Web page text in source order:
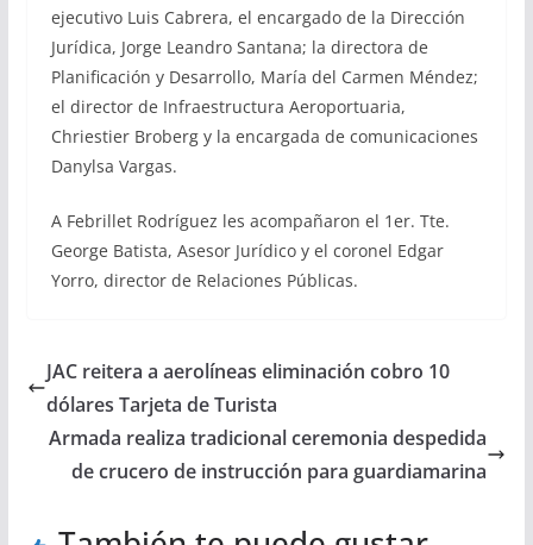
ejecutivo Luis Cabrera, el encargado de la Dirección
Jurídica, Jorge Leandro Santana; la directora de
Planificación y Desarrollo, María del Carmen Méndez;
el director de Infraestructura Aeroportuaria,
Chriestier Broberg y la encargada de comunicaciones
Danylsa Vargas.
A Febrillet Rodríguez les acompañaron el 1er. Tte.
George Batista, Asesor Jurídico y el coronel Edgar
Yorro, director de Relaciones Públicas.
JAC reitera a aerolíneas eliminación cobro 10
dólares Tarjeta de Turista
Armada realiza tradicional ceremonia despedida
de crucero de instrucción para guardiamarina